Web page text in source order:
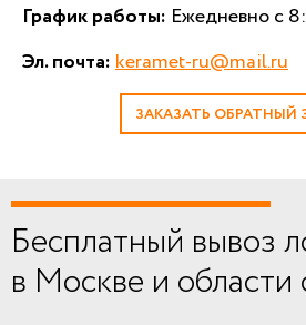
График работы: Ежедневно с
Эл. почта:keramet-ru@mail.ru
ЗАКАЗАТЬ ОБРАТНЫЙ
Бесплатный вывоз
в Москве и области